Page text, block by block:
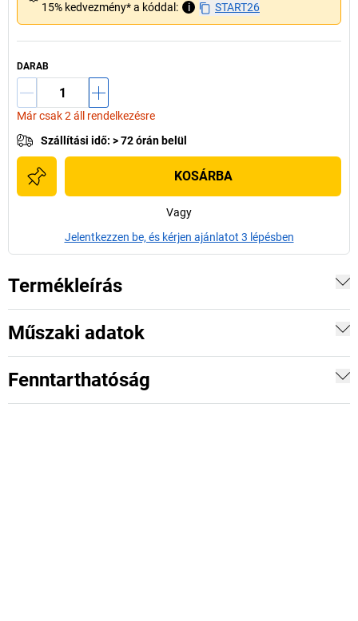
15% kedvezmény* a kóddal:
i START26
DARAB
Már csak 2 áll rendelkezésre
Szállítási idő: > 72 órán belül
KOSÁRBA
Vagy
Jelentkezzen be, és kérjen ajánlatot 3 lépésben
Termékleírás
Műszaki adatok
Fenntarthatóság